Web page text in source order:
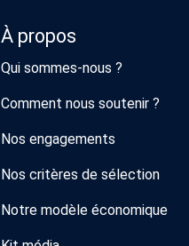
À propos
Qui sommes-nous ?
Comment nous soutenir ?
Nos engagements
Nos critères de sélection
Notre modèle économique